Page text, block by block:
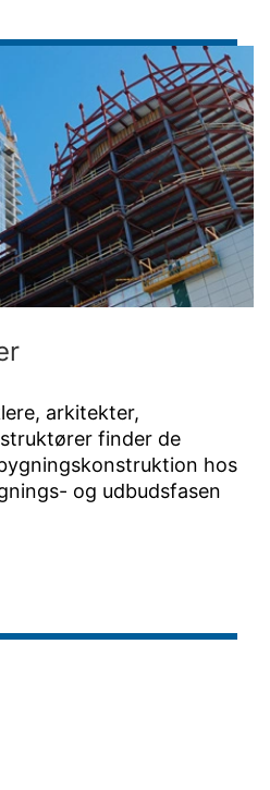
arkitekter,
finder de
hos
og udbudsfasen